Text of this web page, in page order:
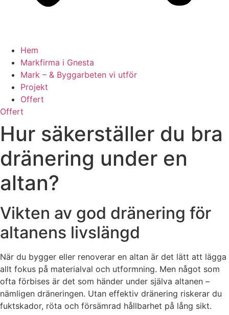
Hem
Markfirma i Gnesta
Mark – & Byggarbeten vi utför
Projekt
Offert
Offert
Hur säkerställer du bra
dränering under en
altan?
Vikten av god dränering för
altanens livslängd
När du bygger eller renoverar en altan är det lätt att lägga
allt fokus på materialval och utformning. Men något som
ofta förbises är det som händer under själva altanen –
nämligen dräneringen. Utan effektiv dränering riskerar du
fuktskador, röta och försämrad hållbarhet på lång sikt.